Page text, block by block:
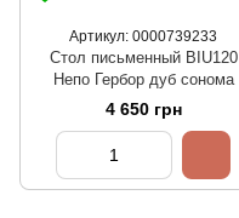
Артикул: 0000739233
Стол письменный BIU120
Непо Гербор дуб сонома
4 650 грн